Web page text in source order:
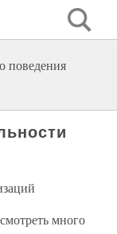
поведения
много